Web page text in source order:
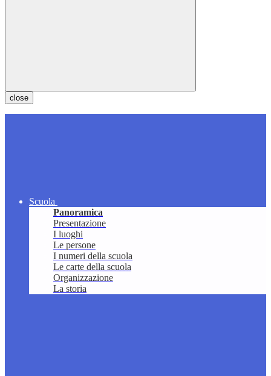
close
Scuola
Panoramica
Presentazione
I luoghi
Le persone
I numeri della scuola
Le carte della scuola
Organizzazione
La storia